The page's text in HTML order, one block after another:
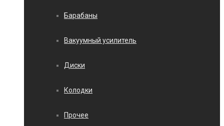
Барабаны
Вакуумный усилитель
Диски
Колодки
Прочее